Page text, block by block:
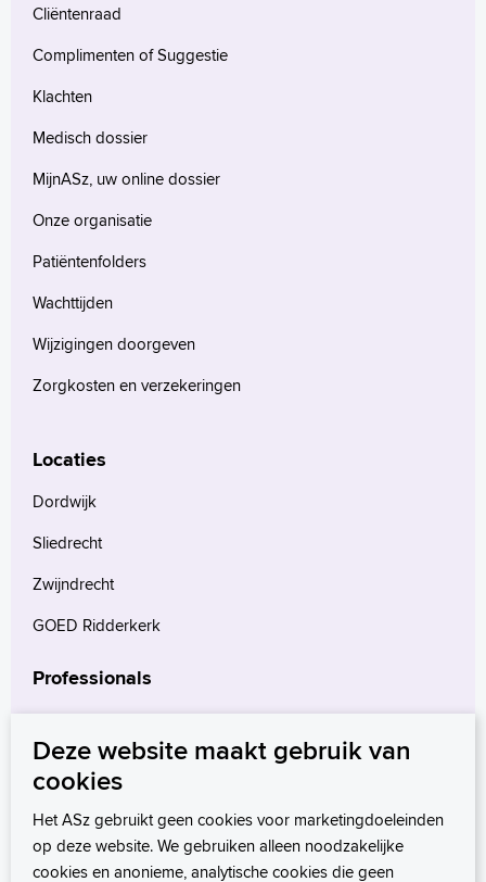
Cliëntenraad
Complimenten of Suggestie
Klachten
Medisch dossier
MijnASz, uw online dossier
Onze organisatie
Patiëntenfolders
Wachttijden
Wijzigingen doorgeven
Zorgkosten en verzekeringen
Locaties
Dordwijk
Sliedrecht
Zwijndrecht
GOED Ridderkerk
Professionals
Verwijzers
Wetenschappelijk onderzoek
Deze website maakt gebruik van
cookies
Het ASz gebruikt geen cookies voor marketingdoeleinden
op deze website. We gebruiken alleen noodzakelijke
cookies en anonieme, analytische cookies die geen